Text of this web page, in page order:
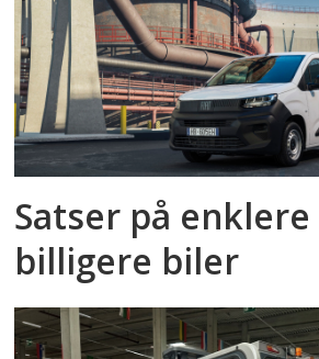
Satser på enklere
billigere biler